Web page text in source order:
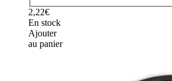
2,22€
En stock
Ajouter
au panier